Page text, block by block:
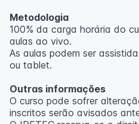
Metodologia
100% da carga horária do
aulas ao vivo.
As aulas podem ser
ou tablet.
Outras informações
O curso pode sofrer
inscritos serão avisados